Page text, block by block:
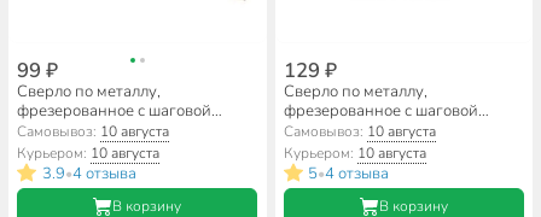
99 ₽
Сверло по металлу,
фрезерованное с шаговой
заточкой, Hardcore, Step Cutter,
диаметр 4х75 мм,
цилиндрический хвостовик,
140040
Самовывоз: 10 августа
Курьером: 10 августа
3.9•4 отзыва
В корзину
129 ₽
Сверло по металлу,
фрезерованное с шаговой
заточкой, Hardcore, Step Cutter,
диаметр 3.5х70 мм,
цилиндрический хвостовик,
140035
Самовывоз: 10 августа
Курьером: 10 августа
5•4 отзыва
В корзину